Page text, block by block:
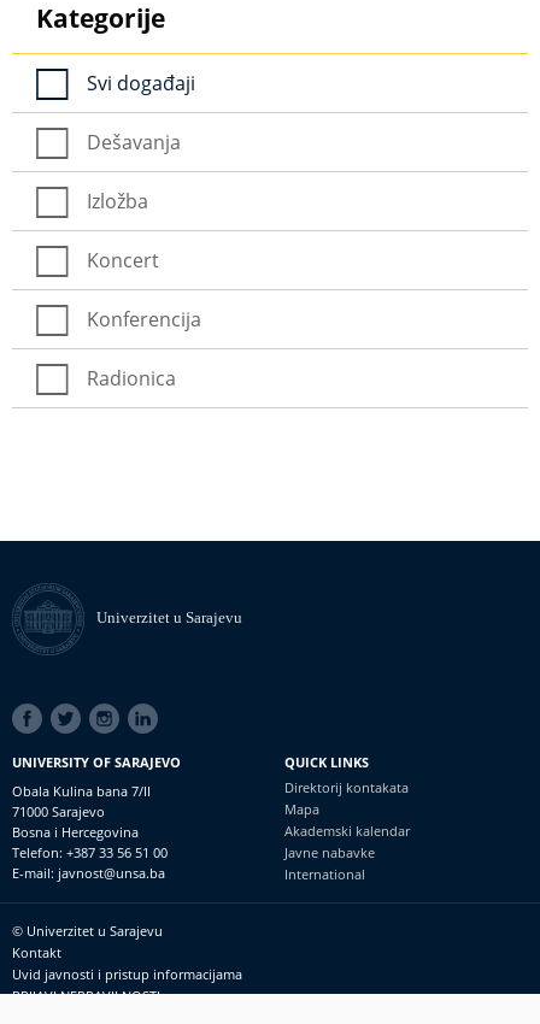
Kategorije
Svi događaji
Dešavanja
Izložba
Koncert
Konferencija
Radionica
Univerzitet u Sarajevu
SOCIAL
LINKS
UNIVERSITY OF SARAJEVO
Obala Kulina bana 7/II
71000 Sarajevo
Bosna i Hercegovina
Telefon: +387 33 56 51 00
E-mail: javnost@unsa.ba
QUICK LINKS
Direktorij kontakata
Mapa
Akademski kalendar
Javne nabavke
International
Footer
meni
© Univerzitet u Sarajevu
Kontakt
Uvid javnosti i pristup informacijama
PRIJAVI NEPRAVILNOSTI